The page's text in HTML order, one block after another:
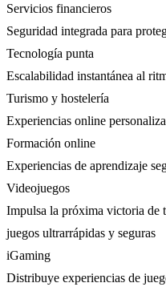
Servicios financieros
Seguridad integrada para
Tecnología punta
Escalabilidad instantánea al
Turismo y hostelería
Experiencias online
Formación online
Experiencias de aprendizaje
Videojuegos
Impulsa la próxima victoria de
juegos ultrarrápidas y seguras
iGaming
Distribuye experiencias de